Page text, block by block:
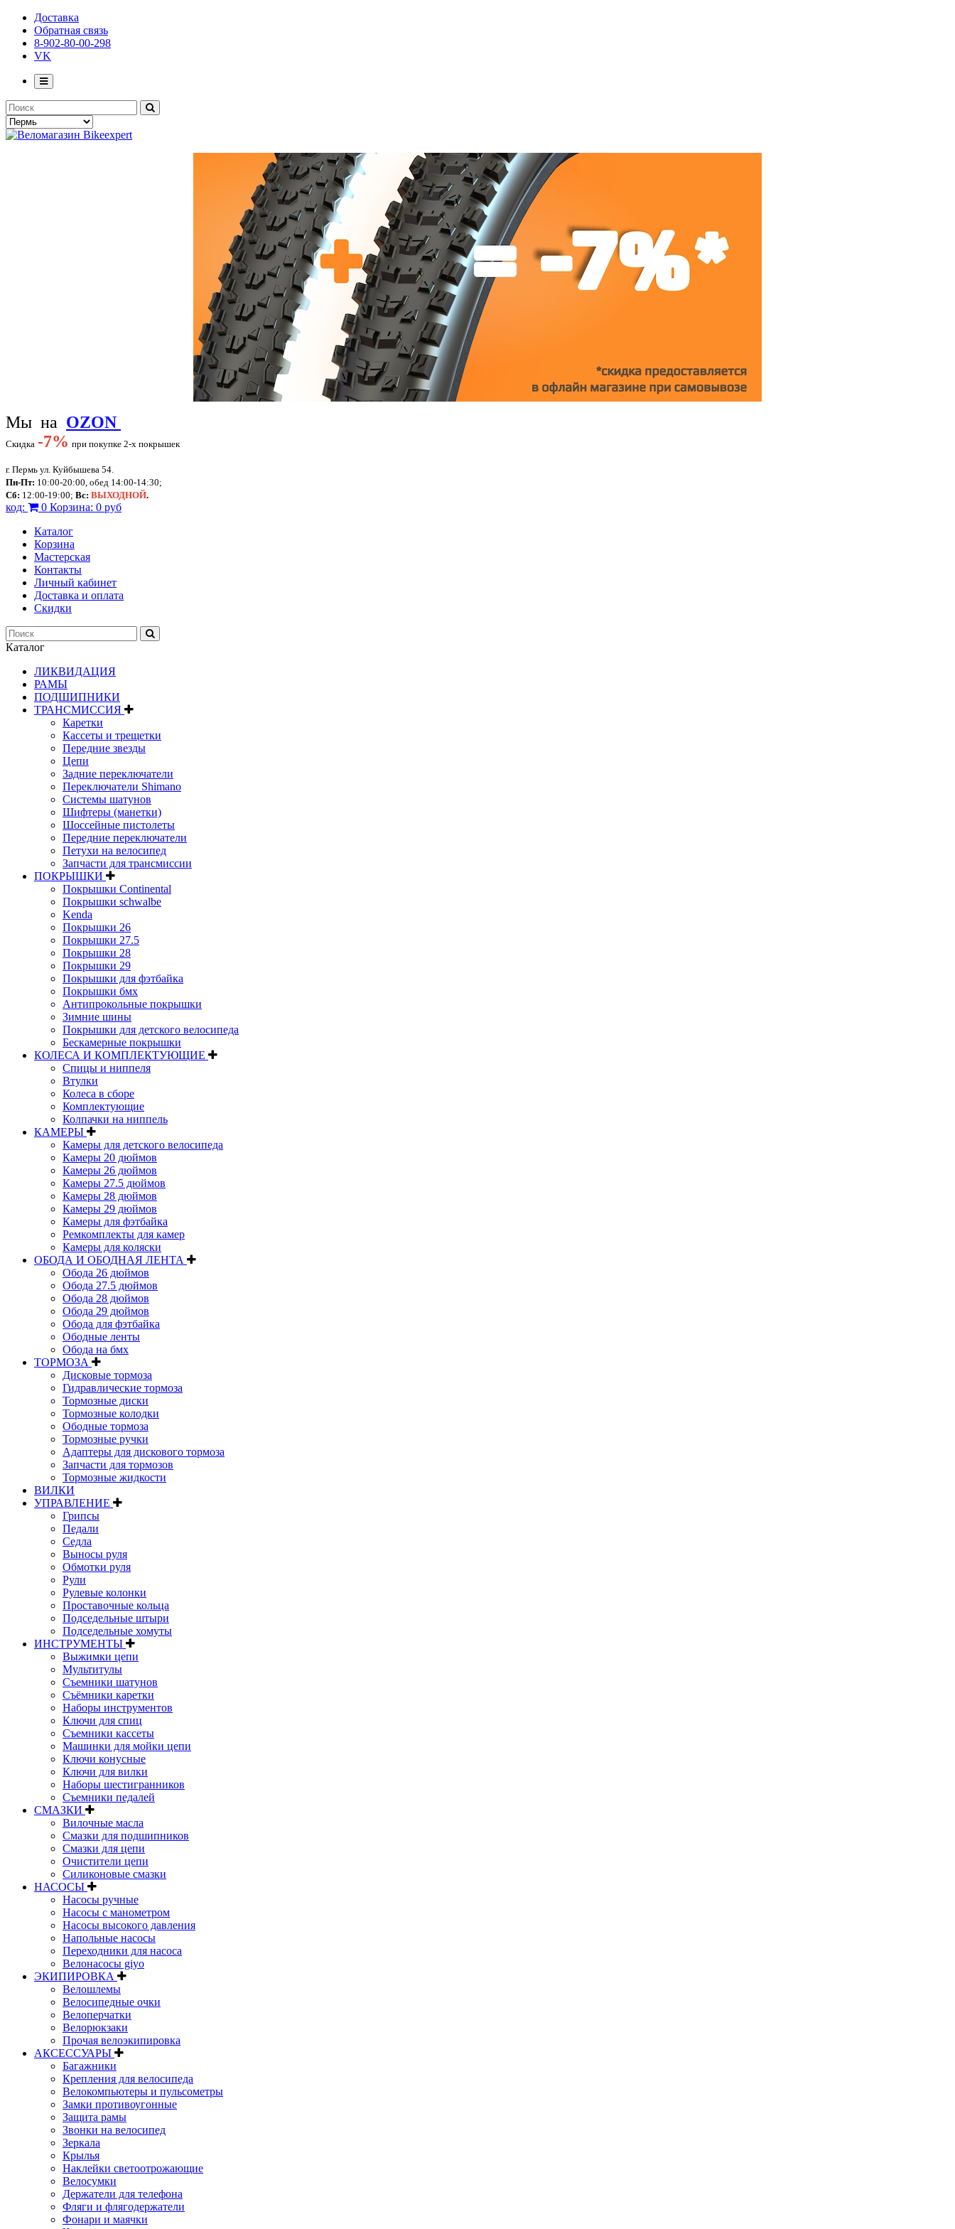
Доставка
Обратная связь
8-902-80-00-298
VK
Мы на OZON
Скидка -7% при покупке 2-х покрышек
г. Пермь ул. Куйбышева 54.
Пн-Пт: 10:00-20:00, обед 14:00-14:30;
Сб: 12:00-19:00; Вс: ВЫХОДНОЙ.
код: 0 Корзина: 0 руб
Каталог
Корзина
Мастерская
Контакты
Личный кабинет
Доставка и оплата
Скидки
Каталог
ЛИКВИДАЦИЯ
РАМЫ
ПОДШИПНИКИ
ТРАНСМИССИЯ
Каретки
Кассеты и трещетки
Передние звезды
Цепи
Задние переключатели
Переключатели Shimano
Системы шатунов
Шифтеры (манетки)
Шоссейные пистолеты
Передние переключатели
Петухи на велосипед
Запчасти для трансмиссии
ПОКРЫШКИ
Покрышки Continental
Покрышки schwalbe
Kenda
Покрышки 26
Покрышки 27.5
Покрышки 28
Покрышки 29
Покрышки для фэтбайка
Покрышки бмх
Антипрокольные покрышки
Зимние шины
Покрышки для детского велосипеда
Бескамерные покрышки
КОЛЕСА И КОМПЛЕКТУЮЩИЕ
Спицы и ниппеля
Втулки
Колеса в сборе
Комплектующие
Колпачки на ниппель
КАМЕРЫ
Камеры для детского велосипеда
Камеры 20 дюймов
Камеры 26 дюймов
Камеры 27.5 дюймов
Камеры 28 дюймов
Камеры 29 дюймов
Камеры для фэтбайка
Ремкомплекты для камер
Камеры для коляски
ОБОДА И ОБОДНАЯ ЛЕНТА
Обода 26 дюймов
Обода 27.5 дюймов
Обода 28 дюймов
Обода 29 дюймов
Обода для фэтбайка
Ободные ленты
Обода на бмх
ТОРМОЗА
Дисковые тормоза
Гидравлические тормоза
Тормозные диски
Тормозные колодки
Ободные тормоза
Тормозные ручки
Адаптеры для дискового тормоза
Запчасти для тормозов
Тормозные жидкости
ВИЛКИ
УПРАВЛЕНИЕ
Грипсы
Педали
Седла
Выносы руля
Обмотки руля
Рули
Рулевые колонки
Проставочные кольца
Подседельные штыри
Подседельные хомуты
ИНСТРУМЕНТЫ
Выжимки цепи
Мультитулы
Съемники шатунов
Съёмники каретки
Наборы инструментов
Ключи для спиц
Съемники кассеты
Машинки для мойки цепи
Ключи конусные
Ключи для вилки
Наборы шестигранников
Съемники педалей
СМАЗКИ
Вилочные масла
Смазки для подшипников
Смазки для цепи
Очистители цепи
Силиконовые смазки
НАСОСЫ
Насосы ручные
Насосы с манометром
Насосы высокого давления
Напольные насосы
Переходники для насоса
Велонасосы giyo
ЭКИПИРОВКА
Велошлемы
Велосипедные очки
Велоперчатки
Велорюкзаки
Прочая велоэкипировка
АКСЕССУАРЫ
Багажники
Крепления для велосипеда
Велокомпьютеры и пульсометры
Замки противоугонные
Защита рамы
Звонки на велосипед
Зеркала
Крылья
Наклейки светоотрожающие
Велосумки
Держатели для телефона
Фляги и флягодержатели
Фонари и маячки